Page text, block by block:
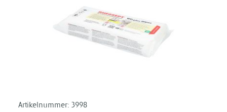
Artikelnummer: 3998